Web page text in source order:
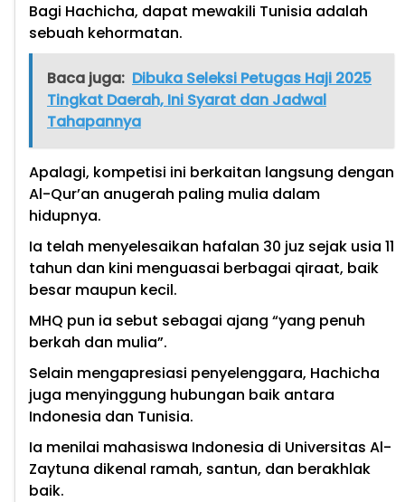
Bagi Hachicha, dapat mewakili Tunisia adalah
sebuah kehormatan.
Baca juga: Dibuka Seleksi Petugas Haji 2025
Tingkat Daerah, Ini Syarat dan Jadwal
Tahapannya
Apalagi, kompetisi ini berkaitan langsung dengan
Al-Qur’an anugerah paling mulia dalam
hidupnya.
Ia telah menyelesaikan hafalan 30 juz sejak usia 11
tahun dan kini menguasai berbagai qiraat, baik
besar maupun kecil.
MHQ pun ia sebut sebagai ajang “yang penuh
berkah dan mulia”.
Selain mengapresiasi penyelenggara, Hachicha
juga menyinggung hubungan baik antara
Indonesia dan Tunisia.
Ia menilai mahasiswa Indonesia di Universitas Al-
Zaytuna dikenal ramah, santun, dan berakhlak
baik.